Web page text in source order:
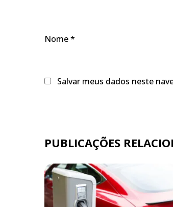
Nome*
Salvar meus dados neste
PUBLICAÇÕES